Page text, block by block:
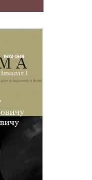
Николая
Ф. Паскевичу